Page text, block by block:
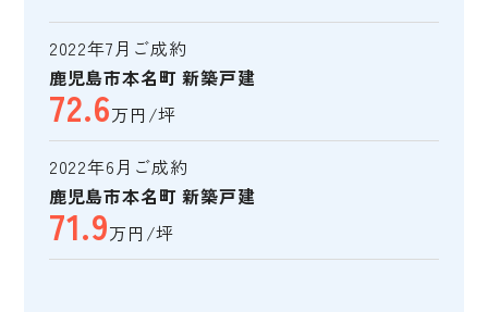
2022年7月ご成約
鹿児島市本名町 新築戸建
72.6万円/坪
2022年6月ご成約
鹿児島市本名町 新築戸建
71.9万円/坪